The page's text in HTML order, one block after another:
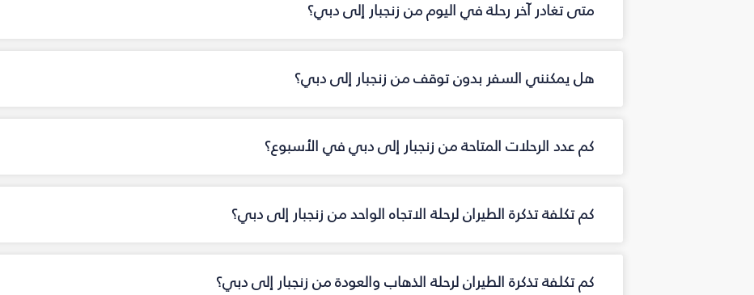
متى تغادر آخر رحلة في اليوم من زنجبار إلى دبي؟
هل يمكنني السفر بدون توقف من زنجبار إلى دبي؟
كم عدد الرحلات المتاحة من زنجبار إلى دبي في الأسبوع؟
كم تكلفة تذكرة الطيران لرحلة الاتجاه الواحد من زنجبار إلى دبي؟
كم تكلفة تذكرة الطيران لرحلة الذهاب والعودة من زنجبار إلى دبي؟